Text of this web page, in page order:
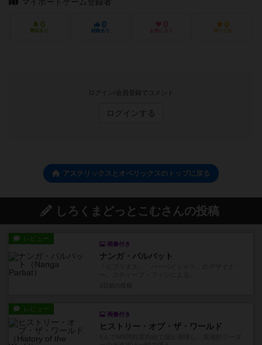
マイボードゲーム登録者
0
興味あり
0
経験あり
0
お気に入り
0
持ってる
ログイン/会員登録でコメント
ログインする
アステリックスとオベリックスのトップに戻る
しろくまどっとこむさんの投稿
レビュー
画像付き
ナンガ・パルバット
レビュー
画像付き
ヒストリー・オブ・ザ・ワールド